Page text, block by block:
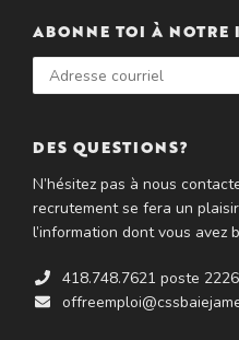
ABONNE TOI À NOTRE
DES QUESTIONS?
N’hésitez pas à nous
recrutement se fera un
l’information dont vous avez
418.748.7621 poste 2226